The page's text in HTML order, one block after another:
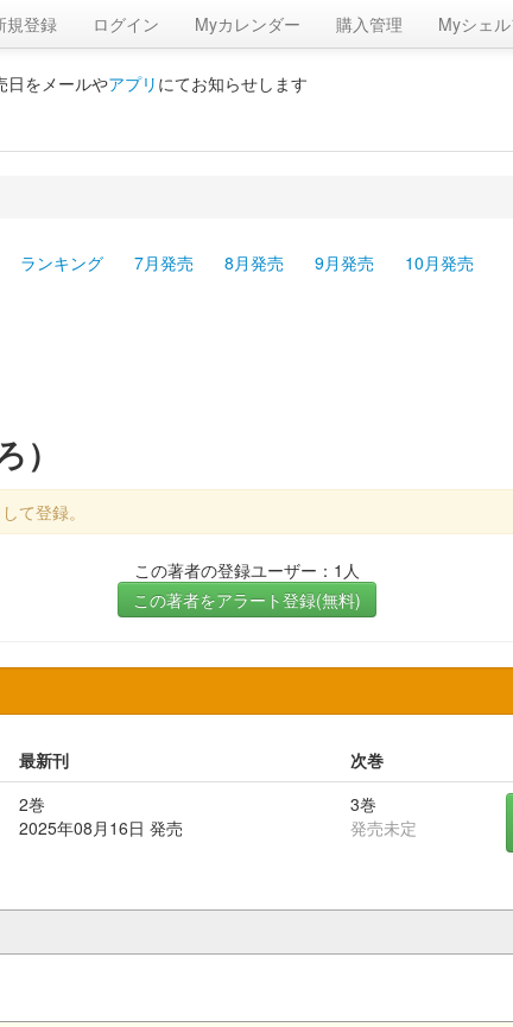
規登録 ログイン Myカレンダー 購入管理 Myシェ
日をメールやアプリ にてお知らせします
ランキング 7月発売 8月発売 9月発売 10月発売
）
て登録。
この著者の登録ユーザー：1人
この著者をアラート登録(無料)
最新刊
次巻
2巻
2025年08月16日 発売
3巻
発売未定